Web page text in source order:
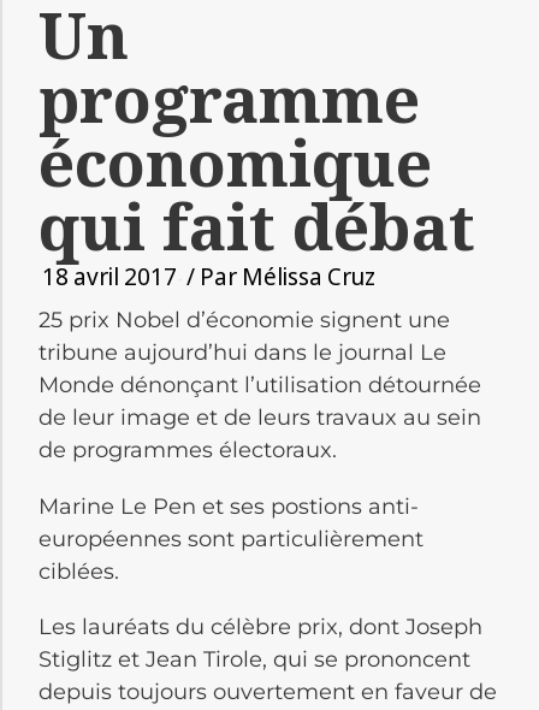
Un
programme
économique
qui fait débat
18 avril 2017 / Par Mélissa Cruz
25 prix Nobel d’économie signent une
tribune aujourd’hui dans le journal Le
Monde dénonçant l’utilisation détournée
de leur image et de leurs travaux au sein
de programmes électoraux.
Marine Le Pen et ses postions anti-
européennes sont particulièrement
ciblées.
Les lauréats du célèbre prix, dont Joseph
Stiglitz et Jean Tirole, qui se prononcent
depuis toujours ouvertement en faveur de